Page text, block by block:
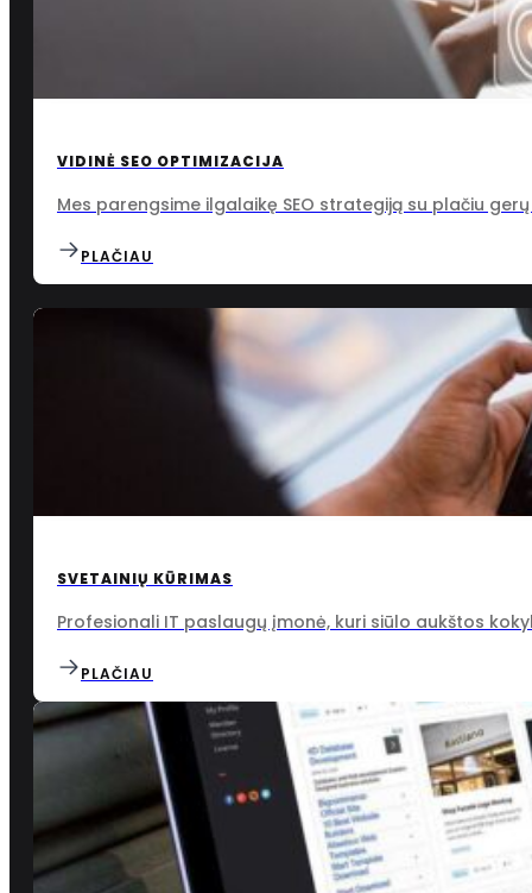
VIDINĖ SEO OPTIMIZACIJA
Mes parengsime ilgalaikę SEO strategiją su plačiu
PLAČIAU
SVETAINIŲ KŪRIMAS
Profesionali IT paslaugų įmonė, kuri siūlo aukštos
PLAČIAU